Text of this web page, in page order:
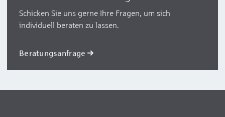
Schicken Sie uns gerne Ihre Fragen, um sich
individuell beraten zu lassen.
Beratungsanfrage